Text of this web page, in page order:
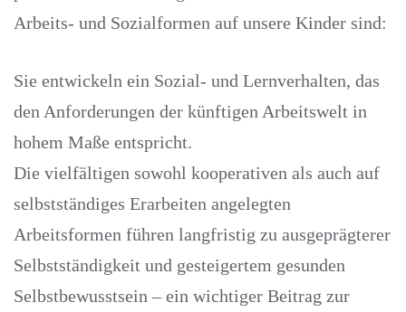
Arbeits- und Sozialformen auf unsere Kinder sind:
Sie entwickeln ein Sozial- und Lernverhalten, das
den Anforderungen der künftigen Arbeitswelt in
hohem Maße entspricht.
Die vielfältigen sowohl kooperativen als auch auf
selbstständiges Erarbeiten angelegten
Arbeitsformen führen langfristig zu ausgeprägterer
Selbstständigkeit und gesteigertem gesunden
Selbstbewusstsein – ein wichtiger Beitrag zur